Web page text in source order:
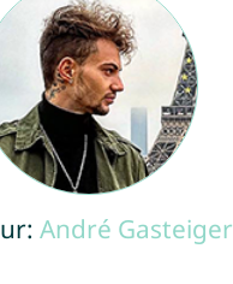
André Gasteiger